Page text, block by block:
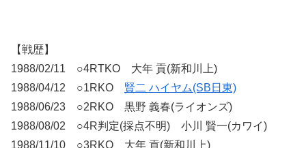
【戦歴】
1988/02/11 ○4RTKO 大年 貢(新和川上)
1988/04/12 ○1RKO 賢二 ハイヤム(SB日東)
1988/06/23 ○2RKO 黒野 義春(ライオンズ)
1988/08/02 ○4R判定(採点不明) 小川 賢一(カワイ)
1988/11/10 ○3RKO 大年 貢(新和川上)